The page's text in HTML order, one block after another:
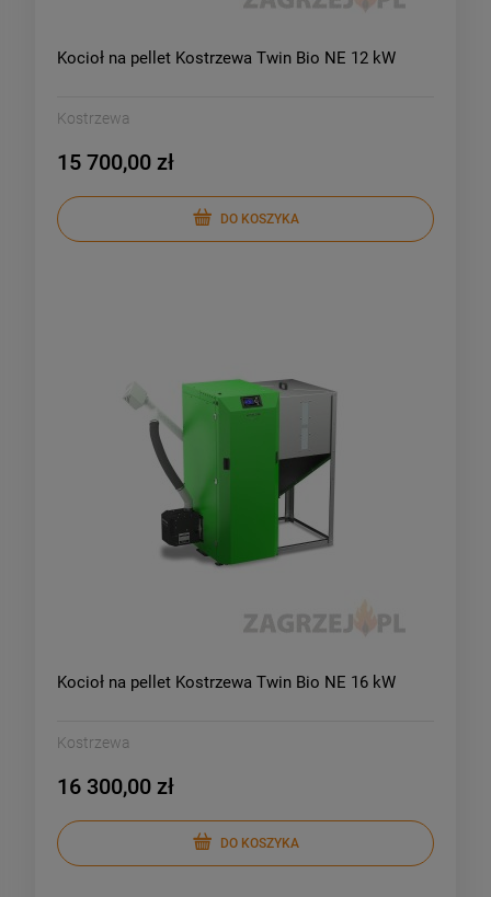
Kocioł na pellet Kostrzewa Twin Bio NE 12 kW
Kostrzewa
15 700,00 zł
DO KOSZYKA
Kocioł na pellet Kostrzewa Twin Bio NE 16 kW
Kostrzewa
16 300,00 zł
DO KOSZYKA